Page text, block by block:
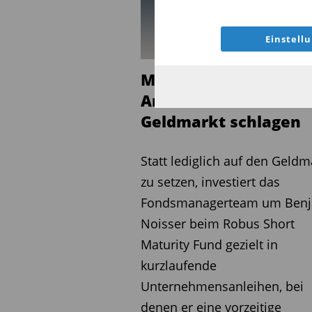
Mit aktiver
Anleiheselektion den
Geldmarkt schlagen
Statt lediglich auf den
zu setzen, investiert das
Fondsmanagerteam um
Noisser beim Robus Short
Maturity Fund gezielt in
kurzlaufende
Unternehmensanleihen, bei
denen er eine vorzeitige